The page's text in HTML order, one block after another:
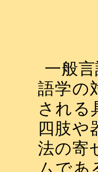
一般
語学の
される
四肢や
法の寄
ムであ